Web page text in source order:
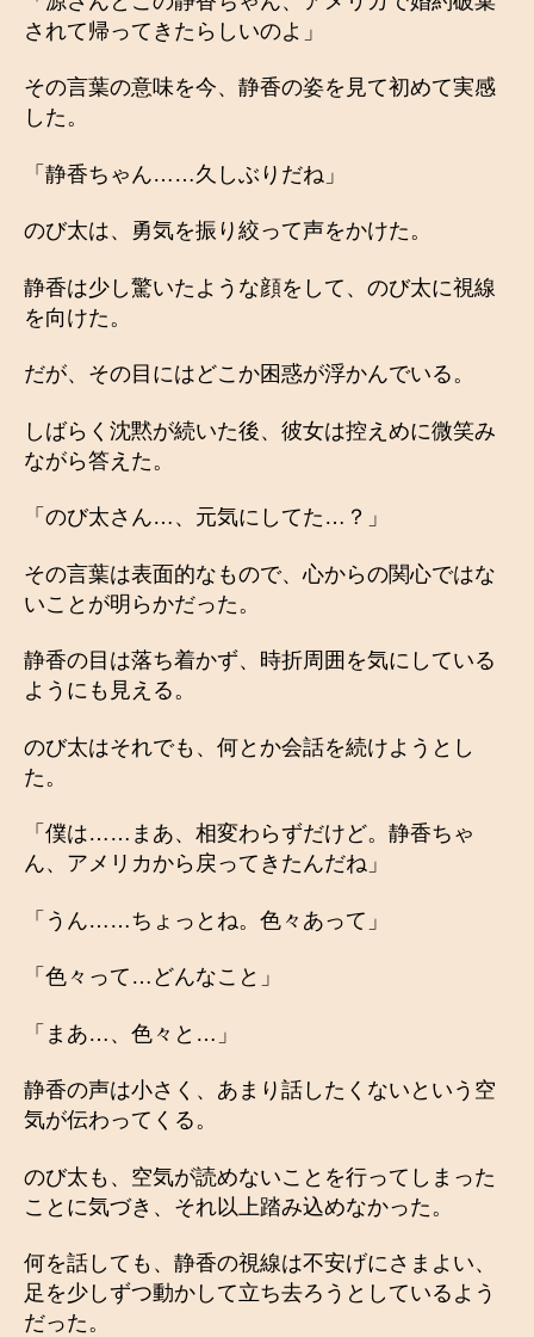
されて帰ってきたらしいのよ」
その言葉の意味を今、静香の姿を見て初めて実感
した。
「静香ちゃん……久しぶりだね」
のび太は、勇気を振り絞って声をかけた。
静香は少し驚いたような顔をして、のび太に視線
を向けた。
だが、その目にはどこか困惑が浮かんでいる。
しばらく沈黙が続いた後、彼女は控えめに微笑み
ながら答えた。
「のび太さん…、元気にしてた…？」
その言葉は表面的なもので、心からの関心ではな
いことが明らかだった。
静香の目は落ち着かず、時折周囲を気にしている
ようにも見える。
のび太はそれでも、何とか会話を続けようとし
た。
「僕は……まあ、相変わらずだけど。静香ちゃ
ん、アメリカから戻ってきたんだね」
「うん……ちょっとね。色々あって」
「色々って…どんなこと」
「まあ…、色々と…」
静香の声は小さく、あまり話したくないという空
気が伝わってくる。
のび太も、空気が読めないことを行ってしまった
ことに気づき、それ以上踏み込めなかった。
何を話しても、静香の視線は不安げにさまよい、
足を少しずつ動かして立ち去ろうとしているよう
だった。